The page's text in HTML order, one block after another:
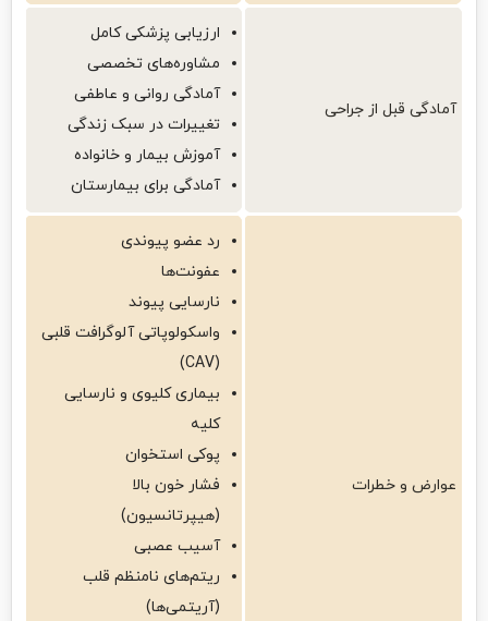
آمادگی قبل از جراحی
ارزیابی پزشکی کامل
مشاوره‌های تخصصی
آمادگی روانی و عاطفی
تغییرات در سبک زندگی
آموزش بیمار و خانواده
آمادگی برای بیمارستان
عوارض و خطرات
رد عضو پیوندی
عفونت‌ها
نارسایی پیوند
واسکولوپاتی آلوگرافت قلبی
(CAV)
بیماری کلیوی و نارسایی
کلیه
پوکی استخوان
فشار خون بالا
(هیپرتانسیون)
آسیب عصبی
ریتم‌های نامنظم قلب
(آریتمی‌ها)